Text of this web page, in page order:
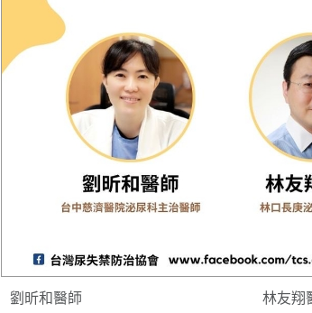
劉昕和醫師 林友翔